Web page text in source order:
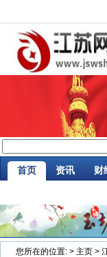
首页 资讯 财
您所在的位置: > 主页 >